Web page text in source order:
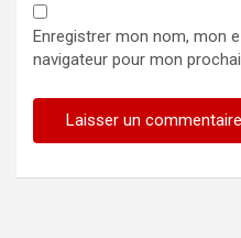
Enregistrer mon nom, mon
navigateur pour mon